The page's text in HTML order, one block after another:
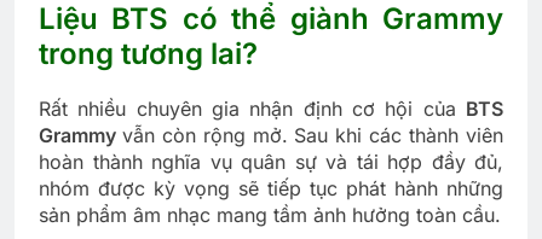
Liệu BTS có thể giành Grammy
trong tương lai?
Rất nhiều chuyên gia nhận định cơ hội của BTS
Grammy vẫn còn rộng mở. Sau khi các thành viên
hoàn thành nghĩa vụ quân sự và tái hợp đầy đủ,
nhóm được kỳ vọng sẽ tiếp tục phát hành những
sản phẩm âm nhạc mang tầm ảnh hưởng toàn cầu.